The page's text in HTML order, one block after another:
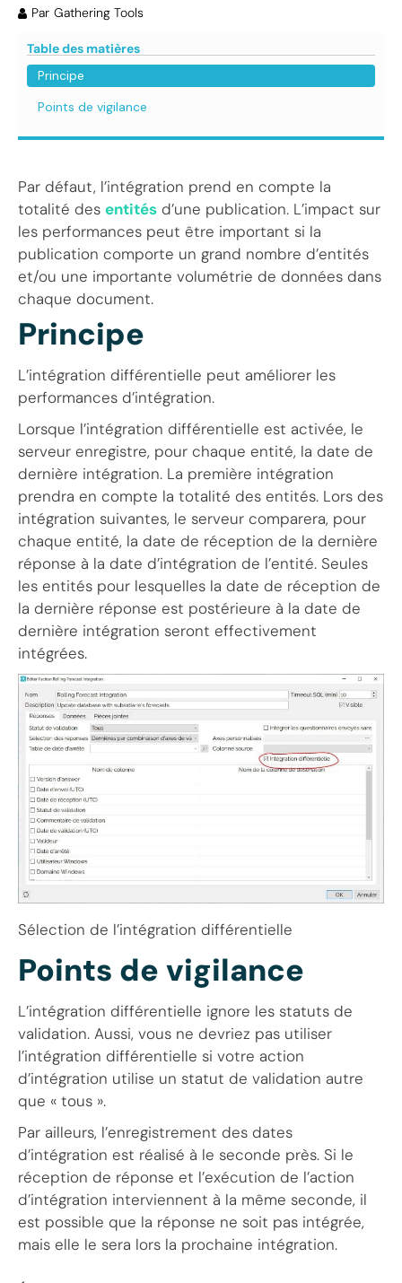
Par Gathering Tools
Table des matières
Principe
Points de vigilance
Par défaut, l’intégration prend en compte la
totalité des entités d’une publication. L’impact sur
les performances peut être important si la
publication comporte un grand nombre d’entités
et/ou une importante volumétrie de données dans
chaque document.
Principe
L’intégration différentielle peut améliorer les
performances d’intégration.
Lorsque l’intégration différentielle est activée, le
serveur enregistre, pour chaque entité, la date de
dernière intégration. La première intégration
prendra en compte la totalité des entités. Lors des
intégration suivantes, le serveur comparera, pour
chaque entité, la date de réception de la dernière
réponse à la date d’intégration de l’entité. Seules
les entités pour lesquelles la date de réception de
la dernière réponse est postérieure à la date de
dernière intégration seront effectivement
intégrées.
Sélection de l’intégration différentielle
Points de vigilance
L’intégration différentielle ignore les statuts de
validation. Aussi, vous ne devriez pas utiliser
l’intégration différentielle si votre action
d’intégration utilise un statut de validation autre
que « tous ».
Par ailleurs, l’enregistrement des dates
d’intégration est réalisé à le seconde près. Si le
réception de réponse et l’exécution de l’action
d’intégration interviennent à la même seconde, il
est possible que la réponse ne soit pas intégrée,
mais elle le sera lors la prochaine intégration.